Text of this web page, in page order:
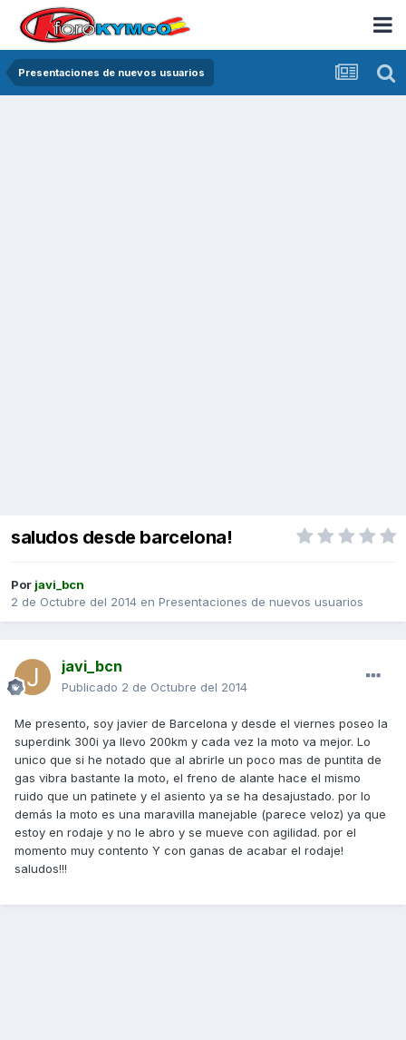
Presentaciones de nuevos usuarios
saludos desde barcelona!
Por javi_bcn
2 de Octubre del 2014 en Presentaciones de nuevos usuarios
javi_bcn
Publicado 2 de Octubre del 2014
Me presento, soy javier de Barcelona y desde el viernes poseo la
superdink 300i ya llevo 200km y cada vez la moto va mejor. Lo
unico que si he notado que al abrirle un poco mas de puntita de
gas vibra bastante la moto, el freno de alante hace el mismo
ruido que un patinete y el asiento ya se ha desajustado. por lo
demás la moto es una maravilla manejable (parece veloz) ya que
estoy en rodaje y no le abro y se mueve con agilidad. por el
momento muy contento Y con ganas de acabar el rodaje!
saludos!!!